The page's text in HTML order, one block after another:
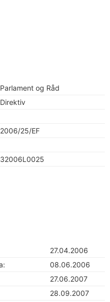
Parlament og Råd
Direktiv
2006/25/EF
32006L0025
27.04.2006
08.06.2006
27.06.2007
28.09.2007